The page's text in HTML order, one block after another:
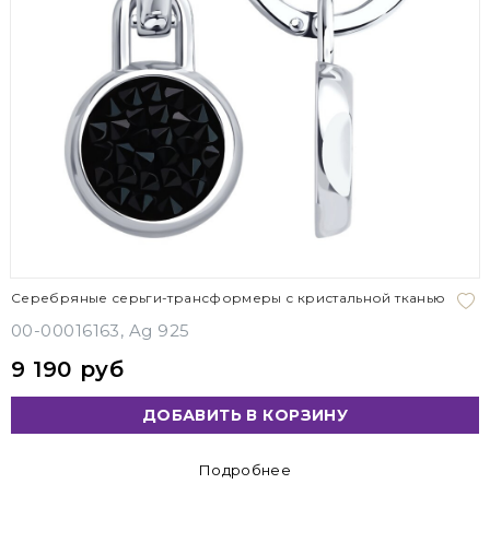
Серебряные серьги-трансформеры с кристальной тканью
00-00016163, Ag 925
9 190 руб
ДОБАВИТЬ В КОРЗИНУ
Подробнее